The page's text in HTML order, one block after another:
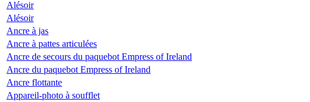
Alésoir
Alésoir
Ancre à jas
Ancre à pattes articulées
Ancre de secours du paquebot Empress of Ireland
Ancre du paquebot Empress of Ireland
Ancre flottante
Appareil-photo à soufflet